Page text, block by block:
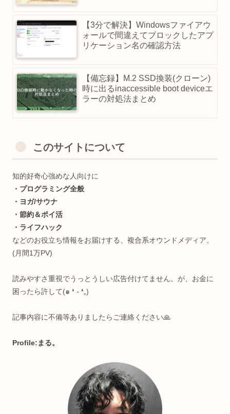
【3分で解決】Windowsファイアウ
ォールで間違えてブロックしたアプ
リケーション名の確認方法
【備忘録】M.2 SSD換装(クローン)
時に出るinaccessible boot deviceエ
ラーの対処法まとめ
このサイトについて